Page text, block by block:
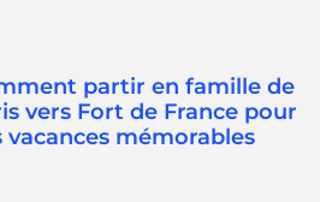
partir en famille de
vers Fort de France pour
vacances mémorables